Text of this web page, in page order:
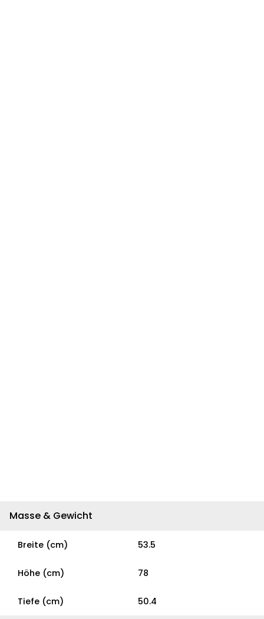
Masse & Gewicht
Breite (cm) 53.5
Höhe (cm) 78
Tiefe (cm) 50.4